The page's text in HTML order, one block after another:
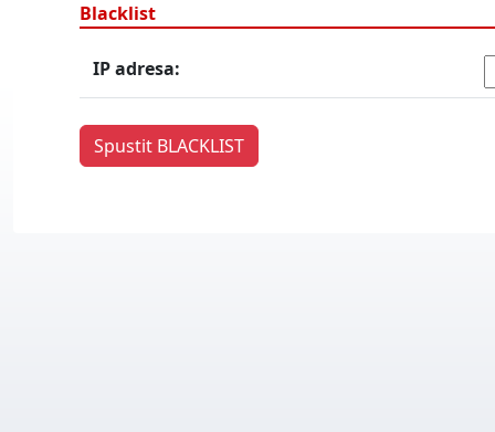
Blacklist
IP adresa:
Spustit BLACKLIST